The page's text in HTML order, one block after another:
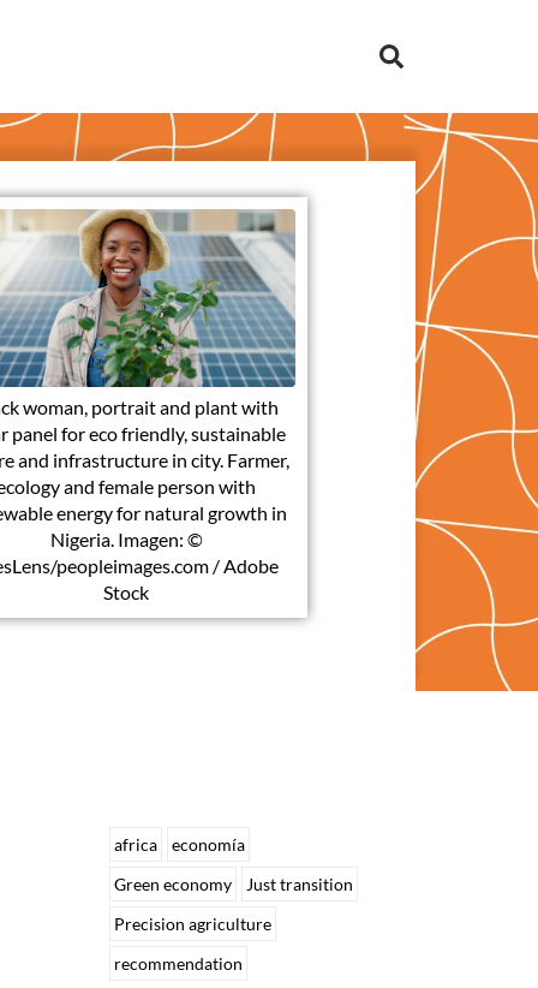
woman, portrait and plant with
panel for eco friendly, sustainable
and infrastructure in city. Farmer,
and female person with
energy for natural growth in
Nigeria. Imagen: ©
peopleimages.com / Adobe
Stock
africa
economía
Green economy
Just transition
Precision agriculture
recommendation